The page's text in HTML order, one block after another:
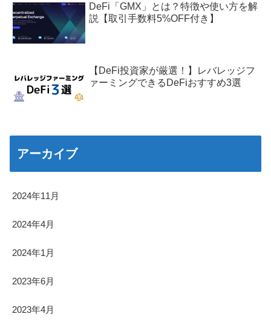
DeFi「GMX」とは？特徴や使い方を解
説【取引手数料5%OFF付き】
【DeFi投資家が厳選！】レバレッジフ
ァーミングできるDeFiおすすめ3選
アーカイブ
2024年11月
2024年4月
2024年1月
2023年6月
2023年4月